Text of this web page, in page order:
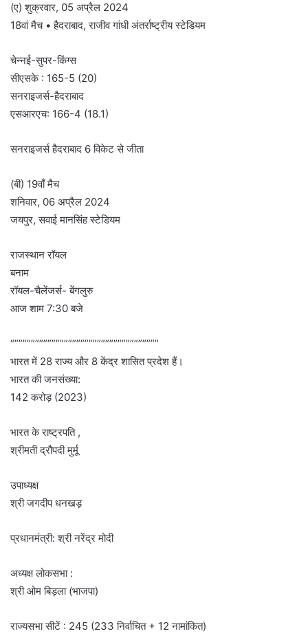
(ए) शुक्रवार, 05 अप्रैल 2024
18वां मैच • हैदराबाद, राजीव गांधी अंतर्राष्ट्रीय स्टेडियम
चेन्नई-सुपर-किंग्स
सीएसके : 165-5 (20)
सनराइजर्स-हैदराबाद
एसआरएच: 166-4 (18.1)
सनराइजर्स हैदराबाद 6 विकेट से जीता
(बी) 19वाँ ​​मैच
शनिवार, 06 अप्रैल 2024
जयपुर, सवाई मानसिंह स्टेडियम
राजस्थान रॉयल
बनाम
रॉयल-चैलेंजर्स- बेंगलुरु
आज शाम 7:30 बजे
“”””””””””””””””””””””””””””””””””””
भारत में 28 राज्य और 8 केंद्र शासित प्रदेश हैं।
भारत की जनसंख्या:
142 करोड़ (2023)
भारत के राष्ट्रपति ,
श्रीमती द्रौपदी मुर्मू
उपाध्यक्ष
श्री जगदीप धनखड़
प्रधानमंत्री: श्री नरेंद्र मोदी
अध्यक्ष लोकसभा :
श्री ओम बिड़ला (भाजपा)
राज्यसभा सीटें : 245 (233 निर्वाचित + 12 नामांकित)